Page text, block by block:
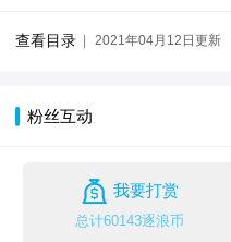
查看目录 2021年04月12日更新
粉丝互动
 我要打赏
总计60143逐浪币